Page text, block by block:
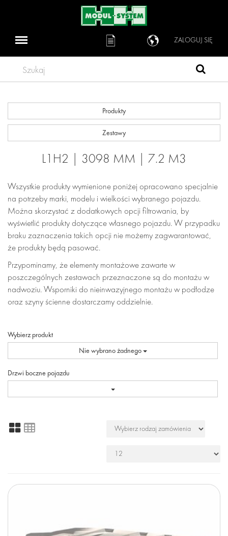
ZALOGUJ SIĘ
Szukaj
Produkty
Zestawy
L1H2 | 3098 MM | 7.2 M3
Wszystkie produkty wymienione poniżej opracowano specjalnie
na potrzeby marki, modelu i wielkości wybranego pojazdu.
Można skorzystać z dodatkowych opcji filtrowania, by
wyświetlić produkty dotyczące własnego pojazdu. W przypadku
braku zaznaczenia takich opcji nie możemy zagwarantować,
że produkty będą pasować.
Przypominamy, że elementy montażowe zawarte w
poszczególnych zestawach przeznaczone są do montażu w
nadwoziu. Wsporniki do nieinwazyjnego montażu w podłodze
oraz szyny ścienne dostarczamy oddzielnie.
Wybierz produkt
Nie wybrano żadnego
Drzwi boczne pojazdu